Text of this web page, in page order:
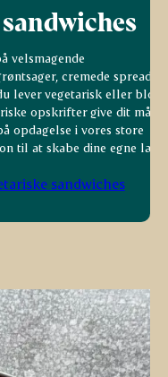
velsmagende
cremede spreads
lever vegetarisk eller blot
opskrifter give dit
opdagelse i vores store
til at skabe dine egne
sandwiches